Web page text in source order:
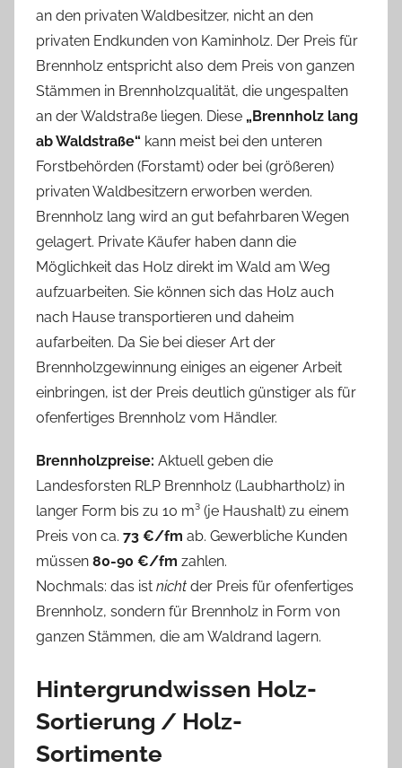
an den privaten Waldbesitzer, nicht an den
privaten Endkunden von Kaminholz. Der Preis für
Brennholz entspricht also dem Preis von ganzen
Stämmen in Brennholzqualität, die ungespalten
an der Waldstraße liegen. Diese „Brennholz lang
ab Waldstraße“ kann meist bei den unteren
Forstbehörden (Forstamt) oder bei (größeren)
privaten Waldbesitzern erworben werden.
Brennholz lang wird an gut befahrbaren Wegen
gelagert. Private Käufer haben dann die
Möglichkeit das Holz direkt im Wald am Weg
aufzuarbeiten. Sie können sich das Holz auch
nach Hause transportieren und daheim
aufarbeiten. Da Sie bei dieser Art der
Brennholzgewinnung einiges an eigener Arbeit
einbringen, ist der Preis deutlich günstiger als für
ofenfertiges Brennholz vom Händler.
Brennholzpreise: Aktuell geben die
Landesforsten RLP Brennholz (Laubhartholz) in
langer Form bis zu 10 m³ (je Haushalt) zu einem
Preis von ca. 73 €/fm ab. Gewerbliche Kunden
müssen 80-90 €/fm zahlen.
Nochmals: das ist nicht der Preis für ofenfertiges
Brennholz, sondern für Brennholz in Form von
ganzen Stämmen, die am Waldrand lagern.
Hintergrundwissen Holz-
Sortierung / Holz-
Sortimente